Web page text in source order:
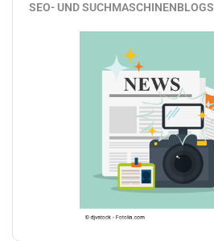
SEO- UND SUCHMASCHINENBLOGS